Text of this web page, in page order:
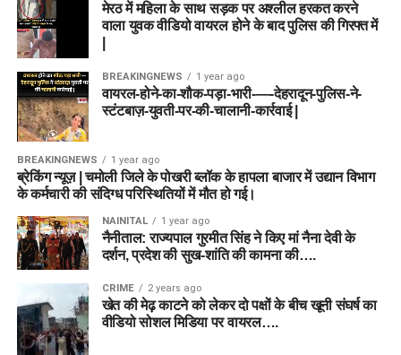
मेरठ में महिला के साथ सड़क पर अश्लील हरकत करने
वाला युवक वीडियो वायरल होने के बाद पुलिस की गिरफ्त में
BREAKINGNEWS 1 year ago
वायरल-होने-का-शौक-पड़ा-भारी-—-देहरादून-पुलिस-ने-
स्टंटबाज़-युवती-पर-की-चालानी-कार्रवाई |
BREAKINGNEWS 1 year ago
ब्रेकिंग न्यूज़ | चमोली जिले के पोखरी ब्लॉक के हापला बाजार में उद्यान विभाग
के कर्मचारी की संदिग्ध परिस्थितियों में मौत हो गई।
NAINITAL 1 year ago
नैनीताल: राज्यपाल गुरमीत सिंह ने किए मां नैना देवी के
दर्शन, प्रदेश की सुख-शांति की कामना की….
CRIME 2 years ago
खेत की मेढ़ काटने को लेकर दो पक्षों के बीच खूनी संघर्ष का
वीडियो सोशल मिडिया पर वायरल….